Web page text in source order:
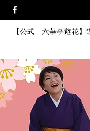
【公式｜六華亭遊花